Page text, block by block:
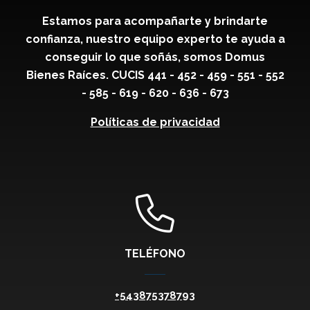
Estamos para acompañarte y brindarte
confianza, nuestro equipo experto te ayuda a
conseguir lo que soñás, somos Domus
Bienes Raíces. CUCIS 441 - 452 - 459 - 551 - 552
- 585 - 619 - 620 - 636 - 673
Políticas de privacidad
TELÉFONO
+543875378793